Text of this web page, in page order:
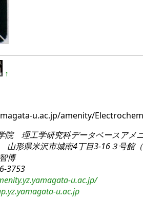
↑
u.ac.jp/amenity/
院 理工学研究科データベースアメ
山形県米沢市城南4丁目3-16３号館
博
3753
u.ac.jp/
u.ac.jp